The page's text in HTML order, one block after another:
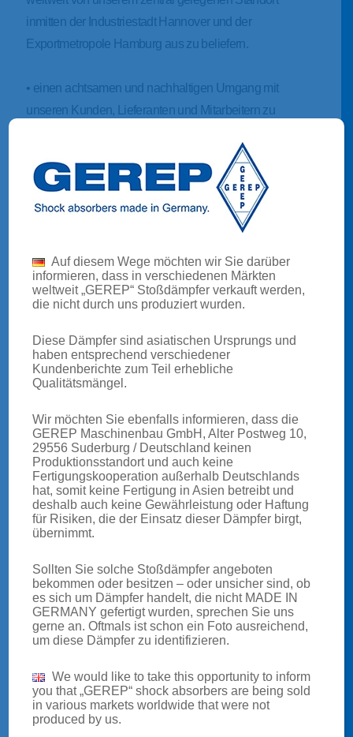
inmitten der Industriestadt Hannover und der
Exportmetropole Hamburg aus zu beliefern.
• einen achtsamen und nachhaltigen Umgang mit
unseren Kunden, Lieferanten und Mitarbeitern zu
EISENBAHN
Auf diesem Wege möchten wir Sie darüber
informieren, dass in verschiedenen Märkten
weltweit „GEREP“ Stoßdämpfer verkauft werden,
die nicht durch uns produziert wurden.
Diese Dämpfer sind asiatischen Ursprungs und
haben entsprechend verschiedener
Kundenberichte zum Teil erhebliche
Qualitätsmängel.
Wir möchten Sie ebenfalls informieren, dass die
GEREP Maschinenbau GmbH, Alter Postweg 10,
29556 Suderburg / Deutschland keinen
Produktionsstandort und auch keine
Fertigungskooperation außerhalb Deutschlands
hat, somit keine Fertigung in Asien betreibt und
deshalb auch keine Gewährleistung oder Haftung
für Risiken, die der Einsatz dieser Dämpfer birgt,
übernimmt.
Sollten Sie solche Stoßdämpfer angeboten
bekommen oder besitzen – oder unsicher sind, ob
es sich um Dämpfer handelt, die nicht MADE IN
GERMANY gefertigt wurden, sprechen Sie uns
gerne an. Oftmals ist schon ein Foto ausreichend,
um diese Dämpfer zu identifizieren.
We would like to take this opportunity to inform
you that „GEREP“ shock absorbers are being sold
in various markets worldwide that were not
produced by us.